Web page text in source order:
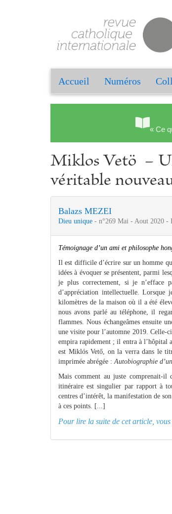
Accueil Numéros
« Ce
Miklos Vetö −
véritable
Balazs MEZEI
Dieu unique - n°269 Mai - Aout 2020 -
Témoignage d’un ami et philosophe
Il est difficile d’écrire sur un homme
idées à évoquer se présentent, parmi
je plus correctement, si je n’efface
d’appréciation intellectuelle. Lorsque
kilomètres de la maison où il a été
nous avons parlé au téléphone, il
flammes. Nous échangeâmes ensuite
une visite pour l’automne 2019. Celle-
empira rapidement ; il entra à l’hôpital
est Miklós Vető, on la verra dans le
imprimée abrégée :Autobiographie
Mais comment au juste comprenait-il
itinéraire est singulier par rapport à
centres d’intérêt, la manifestation de
à ces points. [...]
Pour lire la suite de cet article,